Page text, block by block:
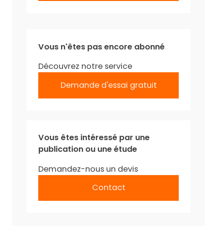
Vous n'êtes pas encore abonné
Découvrez notre service
Demande d'essai gratuit
Vous êtes intéressé par une
publication ou une étude
Demandez-nous un devis
Contact